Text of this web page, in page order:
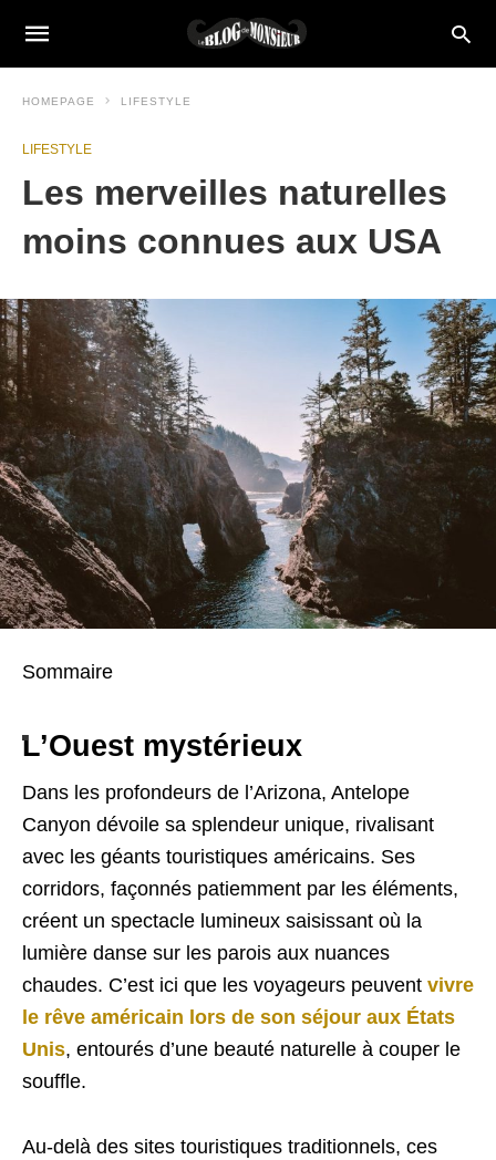
HOMEPAGE LIFESTYLE
LIFESTYLE
Les merveilles naturelles
moins connues aux USA
Sommaire
L’Ouest mystérieux
Dans les profondeurs de l’Arizona, Antelope
Canyon dévoile sa splendeur unique, rivalisant
avec les géants touristiques américains. Ses
corridors, façonnés patiemment par les éléments,
créent un spectacle lumineux saisissant où la
lumière danse sur les parois aux nuances
chaudes. C’est ici que les voyageurs peuvent vivre
le rêve américain lors de son séjour aux États
Unis, entourés d’une beauté naturelle à couper le
souffle.
Au-delà des sites touristiques traditionnels, ces